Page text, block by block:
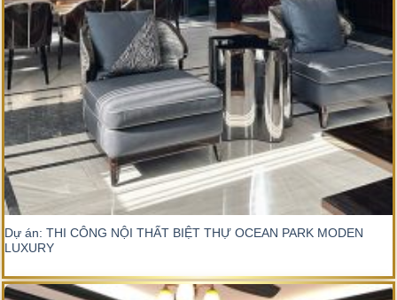
Dự án: THI CÔNG NỘI THẤT BIỆT THỰ OCEAN PARK MODEN
LUXURY